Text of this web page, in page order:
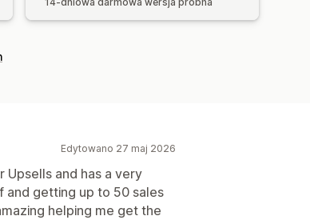
Edytowano 27 maj 2026
Upsells and has a very
and getting up to 50 sales
helping me get the